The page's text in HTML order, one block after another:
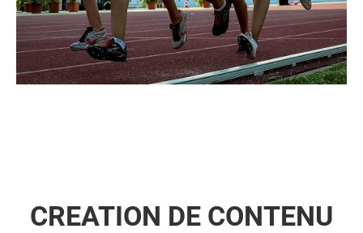
CREATION DE CONTENU